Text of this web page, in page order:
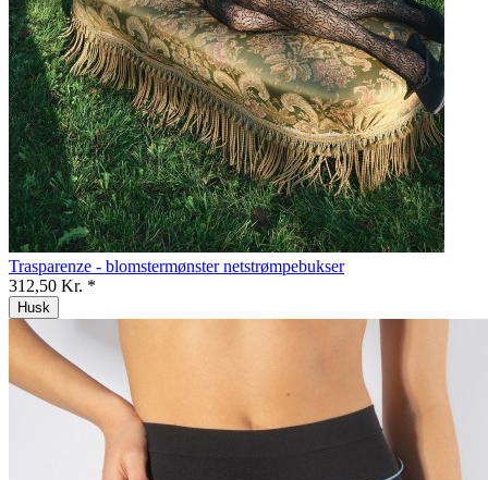
Trasparenze - blomstermønster netstrømpebukser
312,50 Kr. *
Husk